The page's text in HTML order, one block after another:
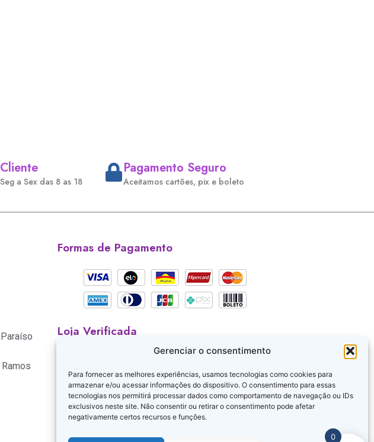
Gerenciar o consentimento
Para fornecer as melhores experiências, usamos tecnologias como cookies para
armazenar e/ou acessar informações do dispositivo. O consentimento para essas
tecnologias nos permitirá processar dados como comportamento de navegação ou IDs
exclusivos neste site. Não consentir ou retirar o consentimento pode afetar
negativamente certos recursos e funções.
a Sex das 8 as 18
Pagamento Seguro
Aceitamos cartões, pix e boleto
Formas de Pagamento
Loja Verificada
0